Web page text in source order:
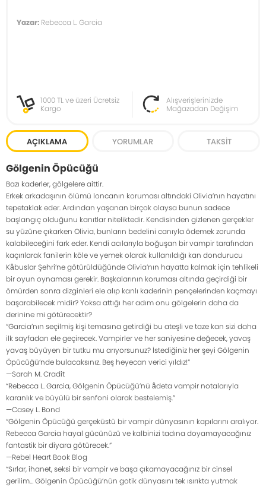
Yazar: Rebecca L. Garcia
1000 TL ve üzeri Ücretsiz
Kargo
Alışverişlerinizde
Mağazadan Değişim
AÇIKLAMA YORUMLAR TAKSIT
Gölgenin Öpücüğü
Bazı kaderler, gölgelere aittir.
Erkek arkadaşının ölümü loncanın koruması altındaki Olivia’nın hayatını
tepetaklak eder. Ardından yaşanan birçok olaysa bunun sadece
başlangıç olduğunu kanıtlar niteliktedir. Kendisinden gizlenen gerçekler
su yüzüne çıkarken Olivia, bunların bedelini canıyla ödemek zorunda
kalabileceğini fark eder. Kendi acılarıyla boğuşan bir vampir tarafından
kaçırılarak fanilerin köle ve yemek olarak kullanıldığı kan dondurucu
Kâbuslar Şehri’ne götürüldüğünde Olivia’nın hayatta kalmak için tehlikeli
bir oyun oynaması gerekir. Başkalarının koruması altında geçirdiği bir
ömürden sonra dizginleri ele alıp kanlı kaderinin pençelerinden kaçmayı
başarabilecek midir? Yoksa attığı her adım onu gölgelerin daha da
derinine mi götürecektir?
“Garcia’nın seçilmiş kişi temasına getirdiği bu ateşli ve taze kan sizi daha
ilk sayfadan ele geçirecek. Vampirler ve her saniyesine değecek, yavaş
yavaş büyüyen bir tutku mu arıyorsunuz? İstediğiniz her şeyi Gölgenin
Öpücüğü’nde bulacaksınız. Beş heyecan verici yıldız!”
—Sarah M. Cradit
“Rebecca L. Garcia, Gölgenin Öpücüğü’nü âdeta vampir notalarıyla
karanlık ve büyülü bir senfoni olarak bestelemiş.”
—Casey L. Bond
“Gölgenin Öpücüğü gerçeküstü bir vampir dünyasının kapılarını aralıyor.
Rebecca Garcia hayal gücünüzü ve kalbinizi tadına doyamayacağınız
fantastik bir diyara götürecek.”
—Rebel Heart Book Blog
“Sırlar, ihanet, seksi bir vampir ve başa çıkamayacağınız bir cinsel
gerilim… Gölgenin Öpücüğü’nün gotik dünyasını tek ısırıkta yutmak